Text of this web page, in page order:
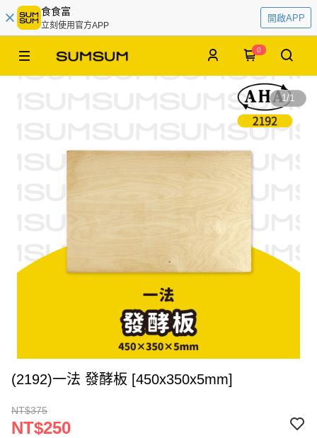
食食富
立刻使用官方APP
開啟APP
0
1/1
(2192)一法 發酵板 [450x350x5mm]
NT$375
NT$250